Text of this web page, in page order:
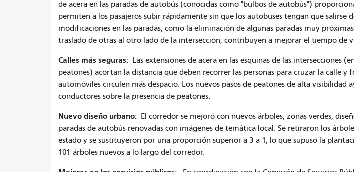
de acera en las paradas de autobús (conocidas como "bulbos de autobús")
permiten a los pasajeros subir rápidamente sin que los autobuses tengan que salirse
modificaciones en las paradas, como la eliminación de algunas paradas muy
traslado de otras al otro lado de la intersección, contribuyen a mejorar el tiempo de
Calles más seguras:
Las extensiones de acera en las esquinas de las intersecciones
peatones) acortan la distancia que deben recorrer las personas para cruzar la calle y
automóviles circulen más despacio. Los nuevos pasos de peatones de alta visibilidad
conductores sobre la presencia de peatones.
Nuevo diseño urbano: El corredor se mejoró con nuevos árboles, zonas verdes,
paradas de autobús renovadas con imágenes de temática local. Se retiraron los
estado y se sustituyeron por una proporción superior a 3 a 1, lo que supuso la
101 árboles nuevos a lo largo del corredor.